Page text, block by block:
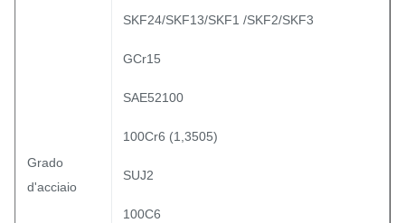
Grado
d'acciaio
SKF24/SKF13/SKF1 /SKF2/SKF3
GCr15
SAE52100
100Cr6 (1,3505)
SUJ2
100C6